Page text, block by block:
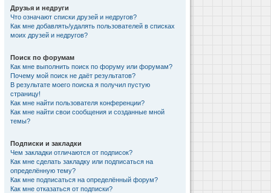
Друзья и недруги
Что означают списки друзей и недругов?
Как мне добавлять/удалять пользователей в списках
моих друзей и недругов?
Поиск по форумам
Как мне выполнить поиск по форуму или форумам?
Почему мой поиск не даёт результатов?
В результате моего поиска я получил пустую
страницу!
Как мне найти пользователя конференции?
Как мне найти свои сообщения и созданные мной
темы?
Подписки и закладки
Чем закладки отличаются от подписок?
Как мне сделать закладку или подписаться на
определённую тему?
Как мне подписаться на определённый форум?
Как мне отказаться от подписки?